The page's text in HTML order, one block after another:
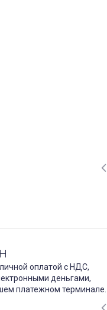
оплатой с НДС,
деньгами,
платежном терминале.